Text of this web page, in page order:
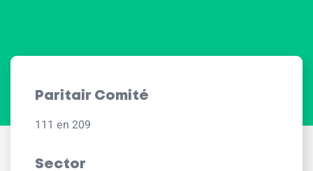
Paritair Comité
111 en 209
Sector